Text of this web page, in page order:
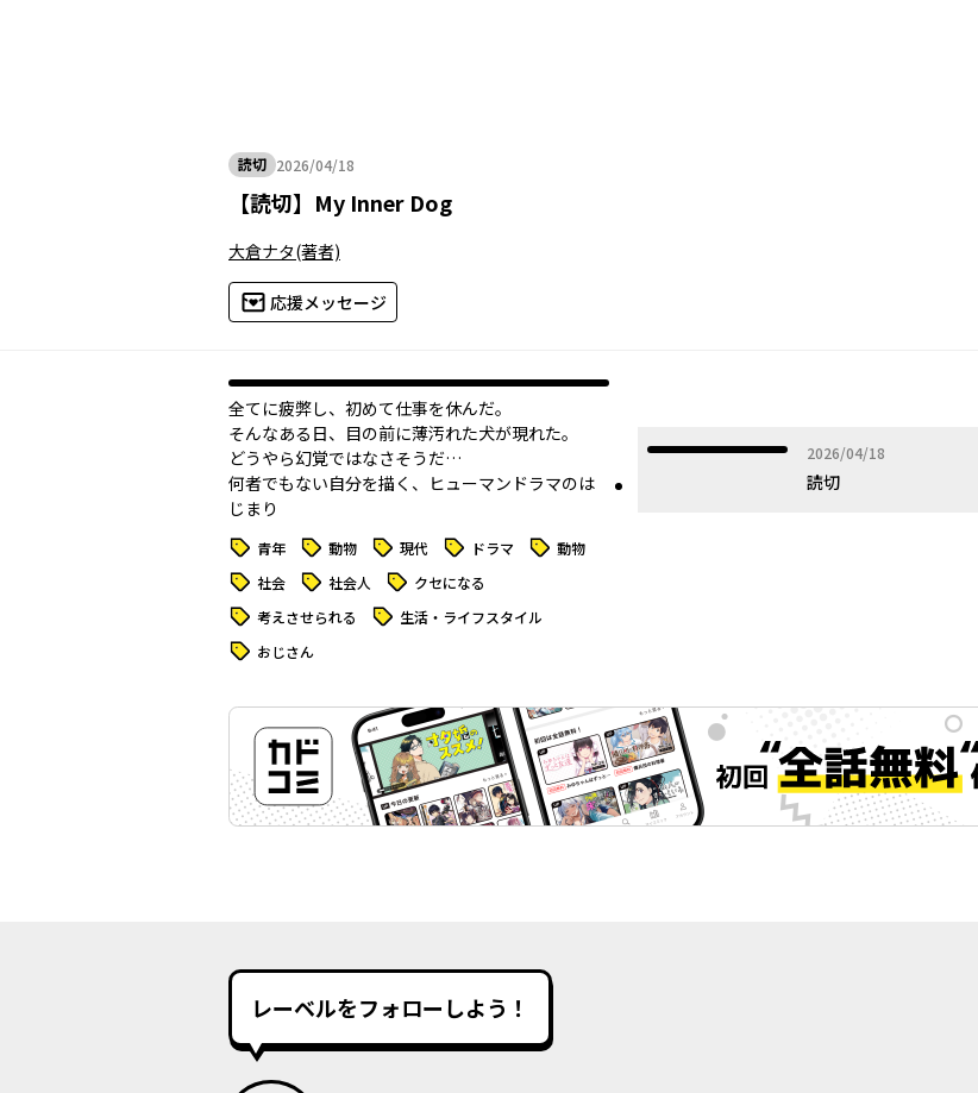
読切 2026/04/18
2026年04月18日
【読切】 My Inner Dog
大倉ナタ(著者)
応援メッセージ
全てに疲弊し、初めて仕事を休んだ。
そんなある日、目の前に薄汚れた犬が現れた。
どうやら幻覚ではなさそうだ…
何者でもない自分を描く、ヒューマンドラマのは
じまり――
タグ 青年 タグ 動物 タグ 現代 タグ ドラマ タグ 動物
タグ 社会 タグ 社会人 タグ クセになる
タグ 考えさせられる タグ 生活・ライフスタイル
タグ おじさん
2026/04/18
2026年04月18日
読切
レーベルをフォローしよう！